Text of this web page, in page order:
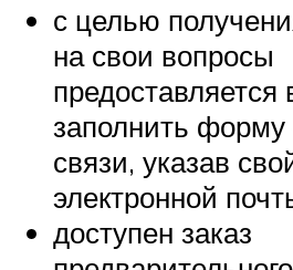
с целью
на свои вопросы
предоставляется
заполнить форму
связи, указав
электронной
доступен заказ